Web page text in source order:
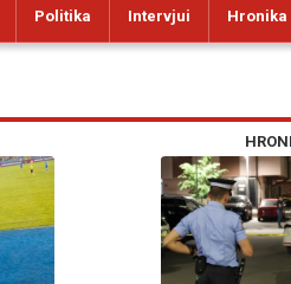
Politika Intervjui Hronika